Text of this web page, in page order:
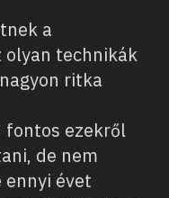
a
technikák
ritka
fontos ezekről
de nem
évet